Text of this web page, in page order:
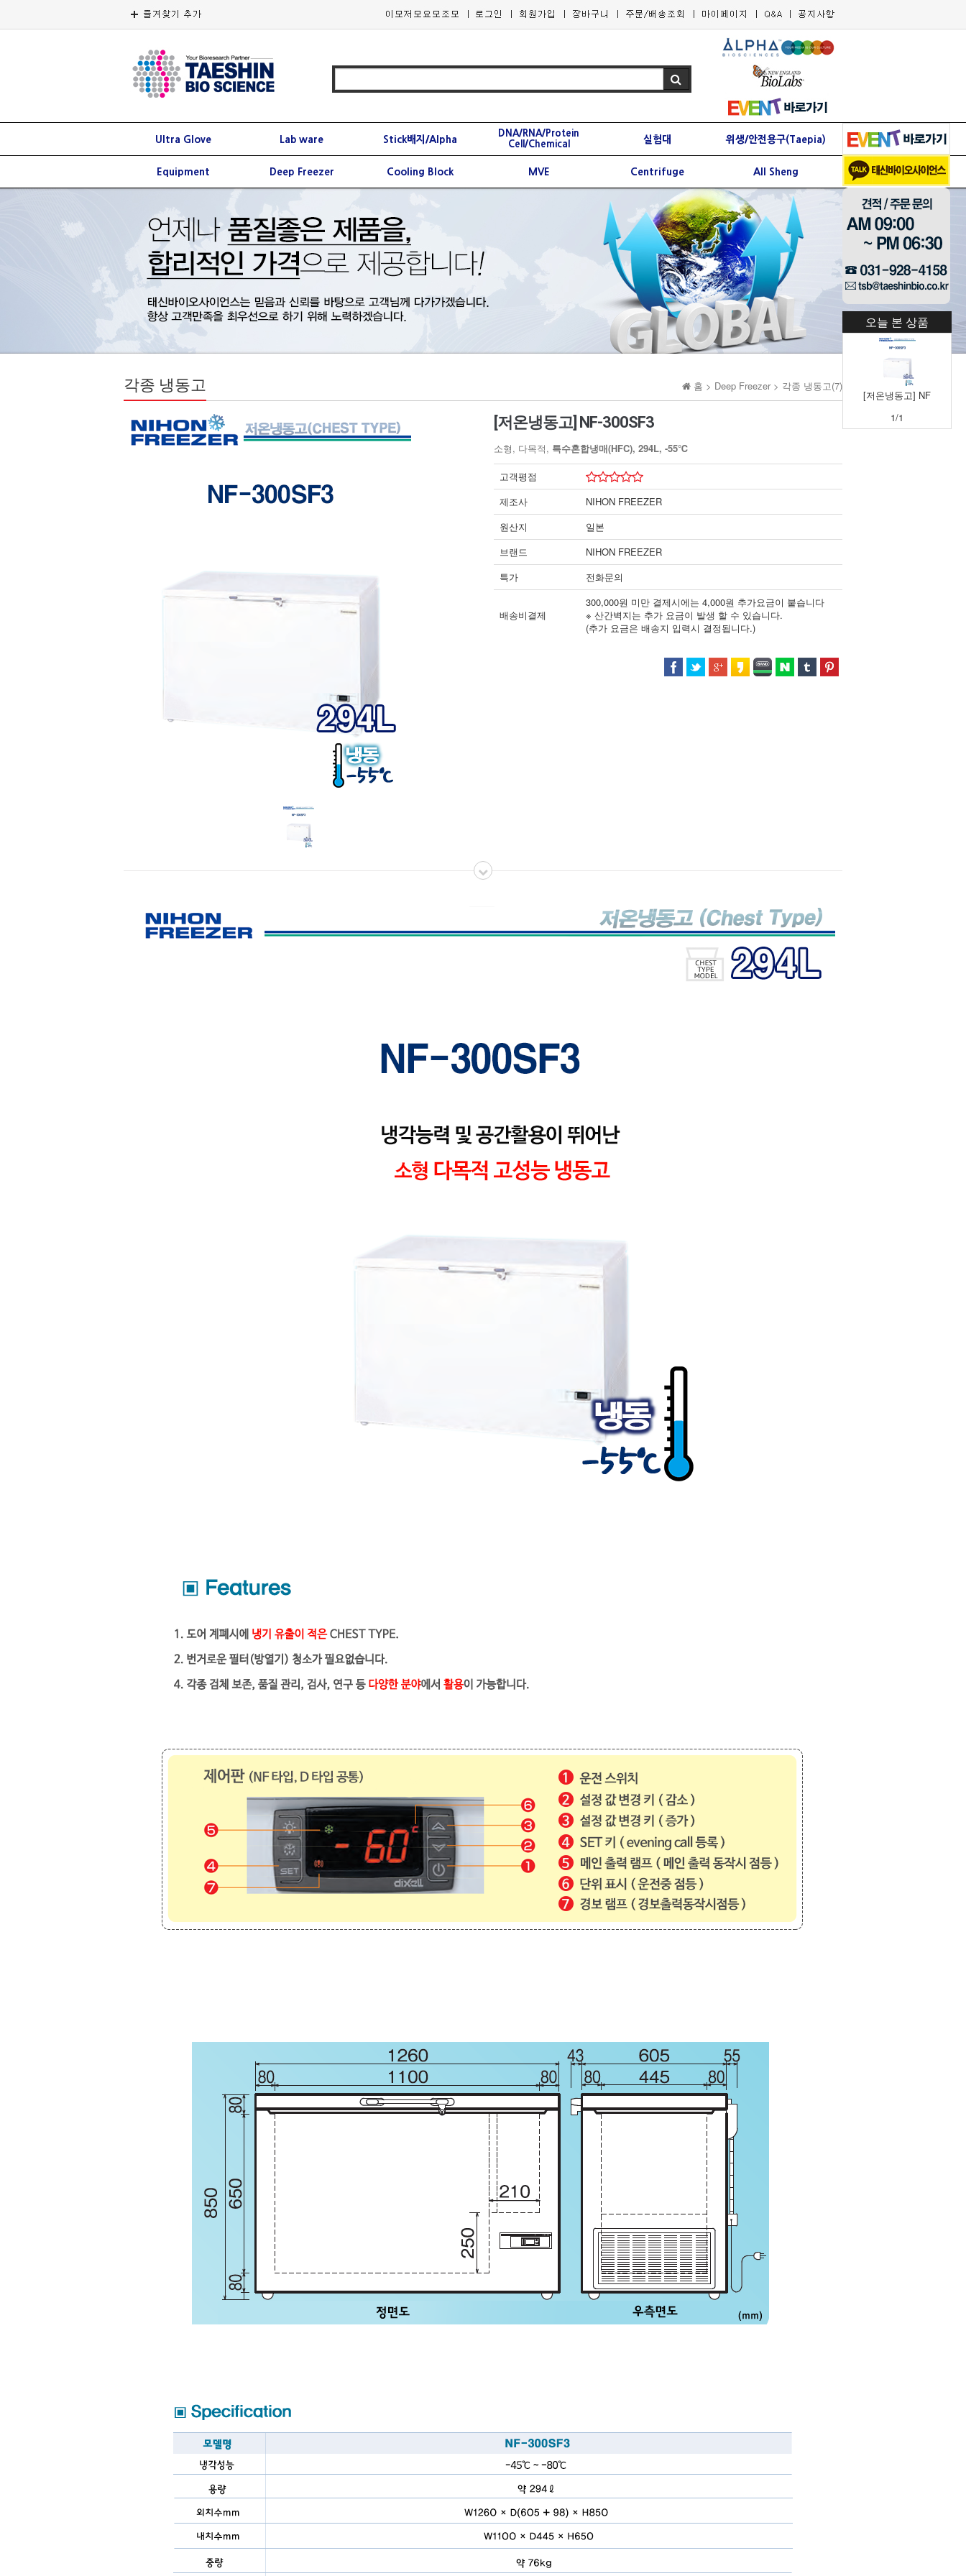
Ultra Glove Lab ware Stick배지/Alpha
DNA/RNA/Protein
Cell/Chemical
실험대 위생/안전용구(Taepia)
Equipment Deep Freezer Cooling Block MVE Centrifuge All Sheng
오늘 본 상품
[저온냉동고] NF
1/1
홈 > Deep Freezer > 각종 냉동고(7)
각종 냉동고
[저온냉동고] NF-300SF3
소형, 다목적, 특수혼합냉매(HFC), 294L, -55℃
고객평점
제조사
NIHON FREEZER
원산지
일본
브랜드
NIHON FREEZER
특가
전화문의
배송비결제
300,000원 미만 결제시에는 4,000원 추가요금이 붙습니다
※ 산간벽지는 추가 요금이 발생 할 수 있습니다.
(추가 요금은 배송지 입력시 결정됩니다.)